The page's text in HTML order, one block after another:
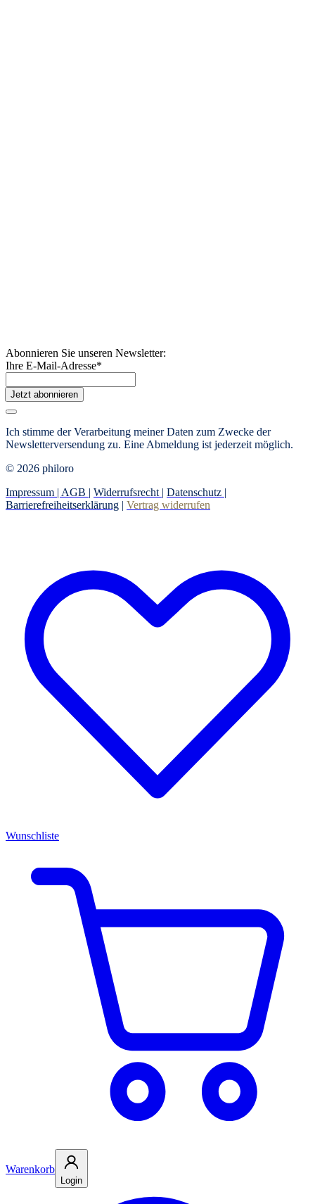
Abonnieren Sie unseren Newsletter:
Ihre E-Mail-Adresse*
Jetzt abonnieren
Ich stimme der Verarbeitung meiner Daten zum Zwecke der
Newsletterversendung zu. Eine Abmeldung ist jederzeit möglich.
© 2026 philoro
Impressum | AGB | Widerrufsrecht | Datenschutz |
Barrierefreiheitserklärung | Vertrag widerrufen
Wunschliste
Warenkorb
Login